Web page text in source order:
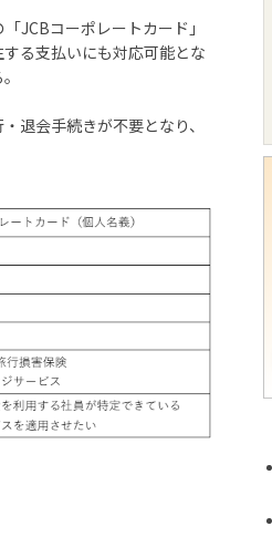
JCBコーポレートカード」
る支払いにも対応可能とな
退会手続きが不要となり、